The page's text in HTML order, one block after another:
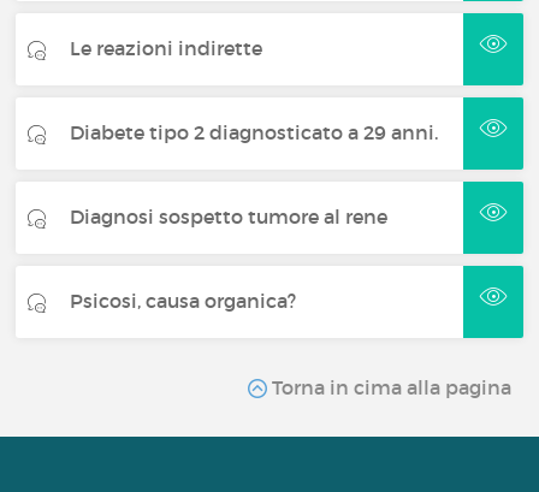
Le reazioni indirette
Diabete tipo 2 diagnosticato a 29 anni.
Diagnosi sospetto tumore al rene
Psicosi, causa organica?
Torna in cima alla pagina